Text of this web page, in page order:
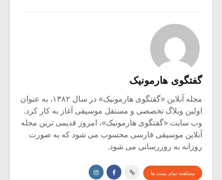
گفتگوی هارمونیک
مجله آنلاین «گفتگوی هارمونیک» در سال ۱۳۸۲، به عنوان
اولین وبلاگ تخصصی و مستقل موسیقی آغاز به کار کرد.
وب سایت «گفتگوی هارمونیک»، امروز قدیمی ترین مجله
آنلاین موسیقی فارسی محسوب می شود که به صورت
روزانه به روزرسانی می شود.
مشاهده تمام پست ها